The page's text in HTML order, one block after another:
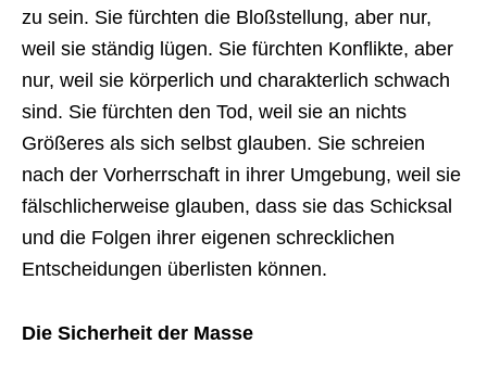
zu sein. Sie fürchten die Bloßstellung, aber nur,
weil sie ständig lügen. Sie fürchten Konflikte, aber
nur, weil sie körperlich und charakterlich schwach
sind. Sie fürchten den Tod, weil sie an nichts
Größeres als sich selbst glauben. Sie schreien
nach der Vorherrschaft in ihrer Umgebung, weil sie
fälschlicherweise glauben, dass sie das Schicksal
und die Folgen ihrer eigenen schrecklichen
Entscheidungen überlisten können.
Die Sicherheit der Masse